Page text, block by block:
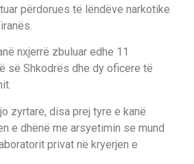
përdorues të lëndëve narkotike
nxjerrë zbuluar edhe 11
së Shkodrës dhe dy oficere të
zyrtare, disa prej tyre e kanë
e dhënë me arsyetimin se mund
privat në kryerjen e